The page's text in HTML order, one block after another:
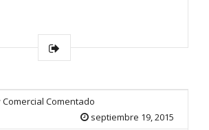
Comercial Comentado
septiembre 19, 2015